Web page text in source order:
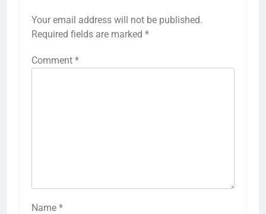
Your email address will not be published.
Required fields are marked *
Comment *
Name *